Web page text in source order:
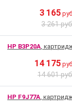
3 165
3 261
HP B3P20A,
14 175
14 601
HP F9J77A,